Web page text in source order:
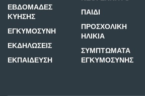
ΕΒΔΟΜΑΔΕΣ
ΚΥΗΣΗΣ
ΕΓΚΥΜΟΣΥΝΗ
ΕΚΔΗΛΩΣΕΙΣ
ΕΚΠΑΙΔΕΥΣΗ
ΠΑΙΔΙ
ΠΡΟΣΧΟΛΙΚΗ
ΗΛΙΚΙΑ
ΣΥΜΠΤΩΜΑΤΑ
ΕΓΚΥΜΟΣΥΝΗΣ